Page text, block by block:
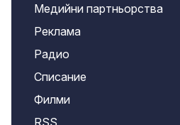
Медийни партньорства
Реклама
Радио
Списание
Филми
RSS